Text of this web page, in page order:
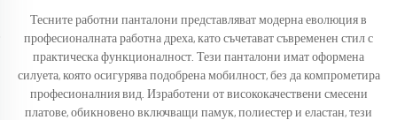
Тесните работни панталони представляват модерна еволюция в
професионалната работна дреха, като съчетават съвременен стил с
практическа функционалност. Тези панталони имат оформена
силуета, която осигурява подобрена мобилност, без да компрометира
професионалния вид. Изработени от висококачествени смесени
платове, обикновено включващи памук, полиестер и еластан, тези